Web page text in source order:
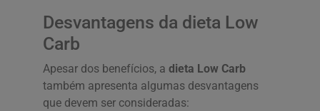
Desvantagens da dieta Low
Carb
Apesar dos benefícios, a dieta Low Carb
também apresenta algumas desvantagens
que devem ser consideradas: